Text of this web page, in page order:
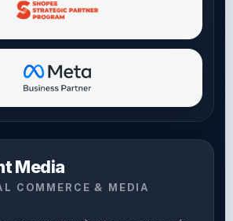
Media
COMMERCE & MEDIA